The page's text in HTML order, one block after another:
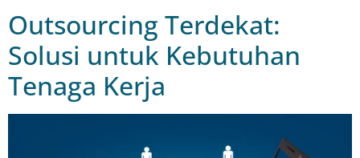
Outsourcing Terdekat:
Solusi untuk Kebutuhan
Tenaga Kerja